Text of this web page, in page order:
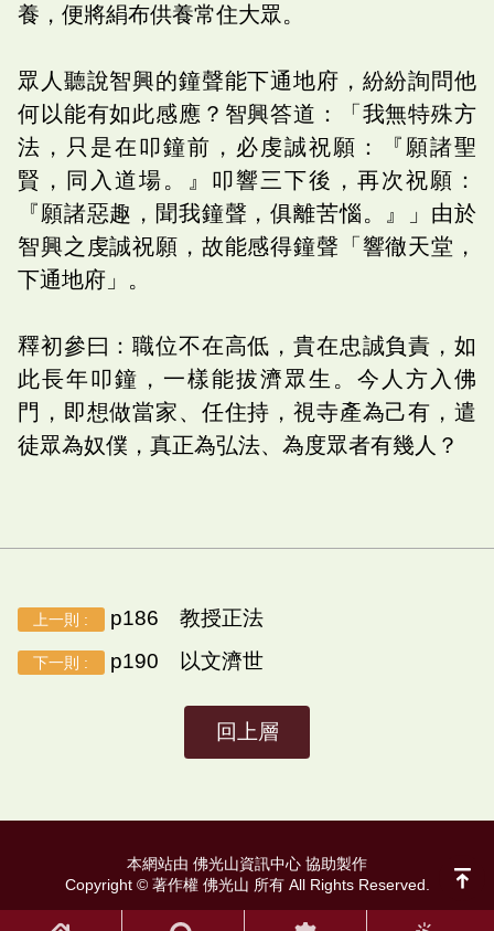
養，便將絹布供養常住大眾。
眾人聽說智興的鐘聲能下通地府，紛紛詢問他
何以能有如此感應？智興答道：「我無特殊方
法，只是在叩鐘前，必虔誠祝願：『願諸聖
賢，同入道場。』叩響三下後，再次祝願：
『願諸惡趣，聞我鐘聲，俱離苦惱。』」由於
智興之虔誠祝願，故能感得鐘聲「響徹天堂，
下通地府」。
釋初參曰：職位不在高低，貴在忠誠負責，如
此長年叩鐘，一樣能拔濟眾生。今人方入佛
門，即想做當家、任住持，視寺產為己有，遣
徒眾為奴僕，真正為弘法、為度眾者有幾人？
上一則 : p186 教授正法
下一則 : p190 以文濟世
回上層
本網站由 佛光山資訊中心 協助製作
Copyright © 著作權 佛光山 所有 All Rights Reserved.